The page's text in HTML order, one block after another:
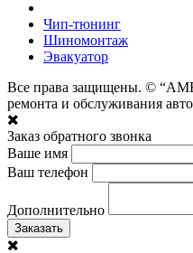
Чип-тюнинг
Шиномонтаж
Эвакуатор
Все права защищены. ©
ремонта и обслуживания
Заказ обратного звонка
Ваше имя
Ваш телефон
Дополнительно
Заказать